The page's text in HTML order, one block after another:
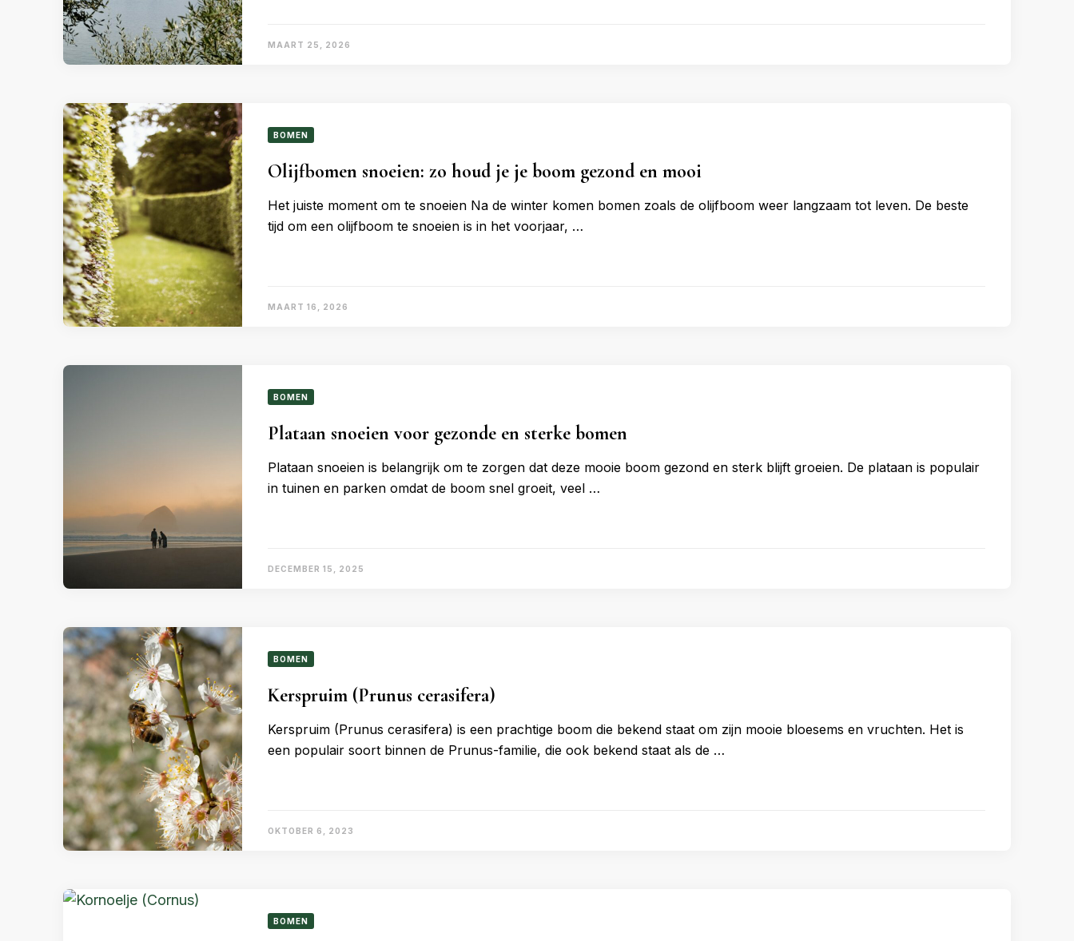
MAART 25, 2026
BOMEN
Olijfbomen snoeien: zo houd je je boom gezond en mooi
Het juiste moment om te snoeien Na de winter komen bomen zoals de olijfboom weer langzaam tot leven. De beste
tijd om een olijfboom te snoeien is in het voorjaar, …
MAART 16, 2026
BOMEN
Plataan snoeien voor gezonde en sterke bomen
Plataan snoeien is belangrijk om te zorgen dat deze mooie boom gezond en sterk blijft groeien. De plataan is populair
in tuinen en parken omdat de boom snel groeit, veel …
DECEMBER 15, 2025
BOMEN
Kerspruim (Prunus cerasifera)
Kerspruim (Prunus cerasifera) is een prachtige boom die bekend staat om zijn mooie bloesems en vruchten. Het is
een populair soort binnen de Prunus-familie, die ook bekend staat als de …
OKTOBER 6, 2023
BOMEN